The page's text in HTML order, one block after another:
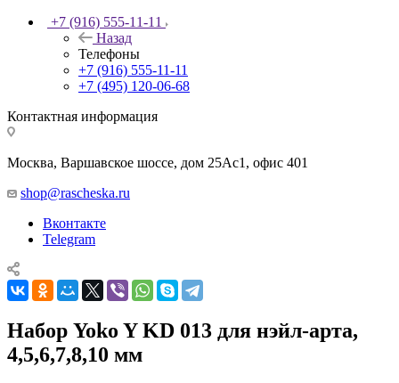
+7 (916) 555-11-11
Назад
Телефоны
+7 (916) 555-11-11
+7 (495) 120-06-68
Контактная информация
Москва, Варшавское шоссе, дом 25Аc1, офис 401
shop@rascheska.ru
Вконтакте
Telegram
Набор Yoko Y KD 013 для нэйл-арта,
4,5,6,7,8,10 мм